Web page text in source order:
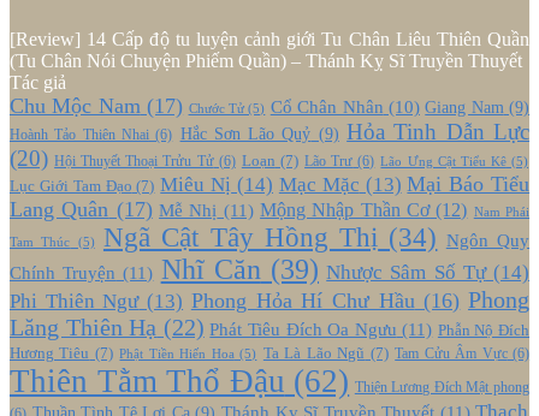
[Review] 14 Cấp độ tu luyện cảnh giới Tu Chân Liêu Thiên Quần
(Tu Chân Nói Chuyện Phiếm Quần) – Thánh Kỵ Sĩ Truyền Thuyết
Tác giả
Chu Mộc Nam (17) Chước Tử(5) Cổ Chân Nhân (10) Giang Nam (9)
Hoành Tảo Thiên Nhai(6) Hắc Sơn Lão Quỷ (9) Hỏa Tinh Dẫn Lực
(20) Hội Thuyết Thoại Trửu Tử(6) Loạn (7) Lão Trư (6) Lão Ưng Cật Tiểu Kê(5)
Lục Giới Tam Đạo (7) Miêu Nị (14) Mạc Mặc (13) Mại Báo Tiểu
Lang Quân (17) Mễ Nhị (11) Mộng Nhập Thần Cơ(12) Nam Phái
Tam Thúc (5) Ngã Cật Tây Hồng Thị (34) Ngôn Quy
Chính Truyện (11) Nhĩ Căn (39) Nhược Sâm Số Tự(14)
Phi Thiên Ngư(13) Phong Hỏa Hí Chư Hầu (16) Phong
Lăng Thiên Hạ (22) Phát Tiêu Đích Oa Ngưu (11) Phẫn Nộ Đích
Hương Tiêu (7) Phật Tiền Hiến Hoa (5) Ta Là Lão Ngũ (7) Tam Cửu Âm Vực(6)
Thiên Tằm Thổ Đậu (62) Thiện Lương Đích Mật phong
Thánh Kỵ Sĩ Truyền Thuyết (11)